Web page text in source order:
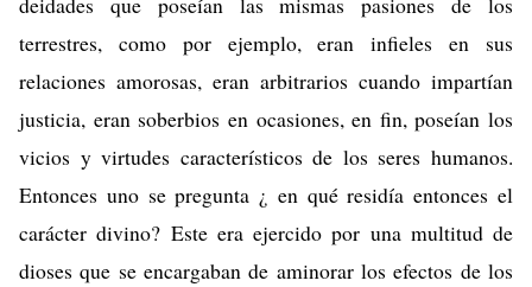
terrestres, como por ejemplo, eran infieles en sus
relaciones amorosas, eran arbitrarios cuando impartían
justicia, eran soberbios en ocasiones, en fin, poseían los
vicios y virtudes característicos de los seres humanos.
Entonces uno se pregunta ¿ en qué residía entonces el
carácter divino? Este era ejercido por una multitud de
dioses que se encargaban de aminorar los efectos de los